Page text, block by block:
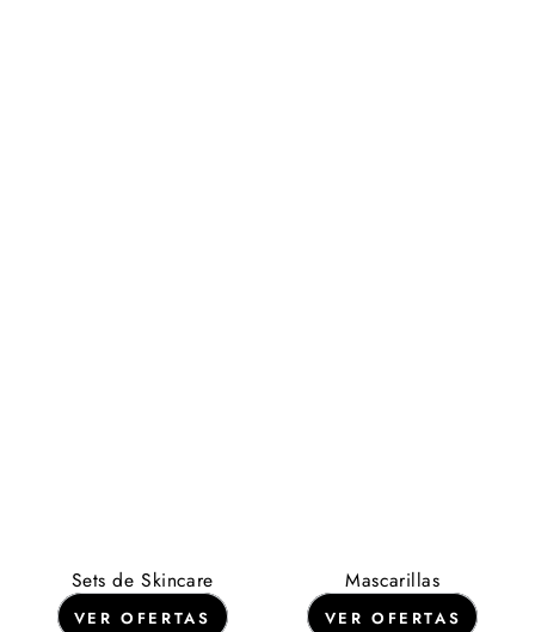
Sets de Skincare
VER OFERTAS
Mascarillas
VER OFERTAS